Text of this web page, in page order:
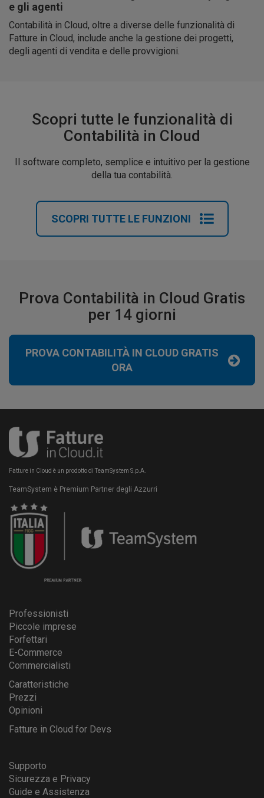
e gli agenti
Contabilità in Cloud, oltre a diverse delle funzionalità di
Fatture in Cloud, include anche la gestione dei progetti,
degli agenti di vendita e delle provvigioni.
Scopri tutte le funzionalità di
Contabilità in Cloud
Il software completo, semplice e intuitivo per la gestione
della tua contabilità.
SCOPRI TUTTE LE FUNZIONI
Prova Contabilità in Cloud Gratis
per 14 giorni
PROVA CONTABILITÀ IN CLOUD GRATIS
ORA
Fatture in Cloud è un prodotto di TeamSystem S.p.A.
TeamSystem è Premium Partner degli Azzurri
Professionisti
Piccole imprese
Forfettari
E-Commerce
Commercialisti
Caratteristiche
Prezzi
Opinioni
Fatture in Cloud for Devs
Supporto
Sicurezza e Privacy
Guide e Assistenza